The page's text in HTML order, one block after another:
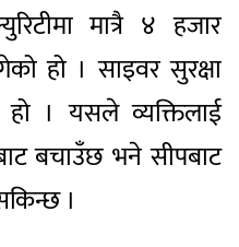
मात्रै ४ हजार
हो । साइवर सुरक्षा
हो । यसले व्यक्तिलाई
बचाउँछ भने सीपबाट
।